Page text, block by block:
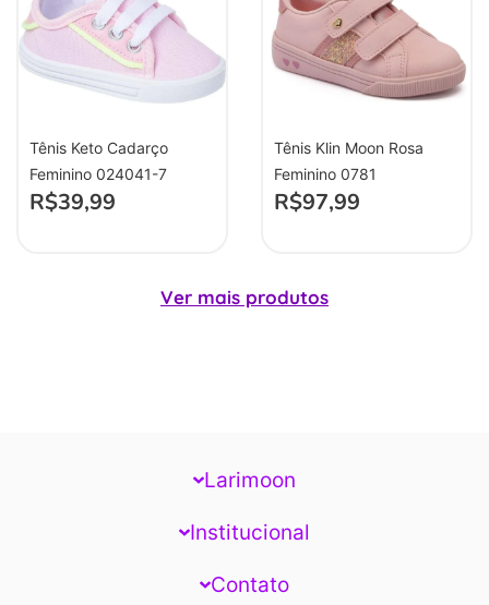
Tênis Keto Cadarço
Feminino 024041-7
R$39,99
Tênis Klin Moon Rosa
Feminino 0781
R$97,99
Ver mais produtos
Larimoon
Institucional
Contato